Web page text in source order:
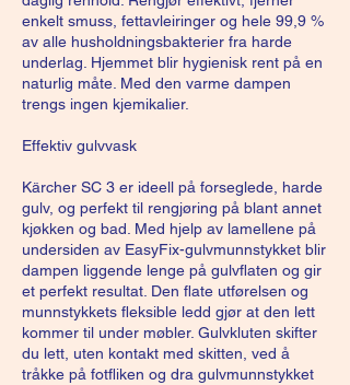
enkelt smuss, fettavleiringer og hele 99,9 %
av alle husholdningsbakterier fra harde
underlag. Hjemmet blir hygienisk rent på en
naturlig måte. Med den varme dampen
trengs ingen kjemikalier.
Effektiv gulvvask
Kärcher SC 3 er ideell på forseglede, harde
gulv, og perfekt til rengjøring på blant annet
kjøkken og bad. Med hjelp av lamellene på
undersiden av EasyFix-gulvmunnstykket blir
dampen liggende lenge på gulvflaten og gir
et perfekt resultat. Den flate utførelsen og
munnstykkets fleksible ledd gjør at den lett
kommer til under møbler. Gulvkluten skifter
du lett, uten kontakt med skitten, ved å
tråkke på fotfliken og dra gulvmunnstykket